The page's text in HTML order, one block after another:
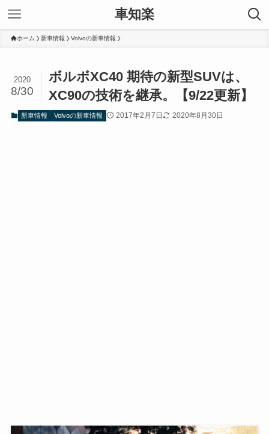
車知楽
ホーム 新車情報 Volvoの新車情報
ボルボXC40 期待の新型SUVは、
XC90の技術を継承。【9/22更新】
2020
8/30
新車情報 Volvoの新車情報 2017年2月7日 2020年8月30日